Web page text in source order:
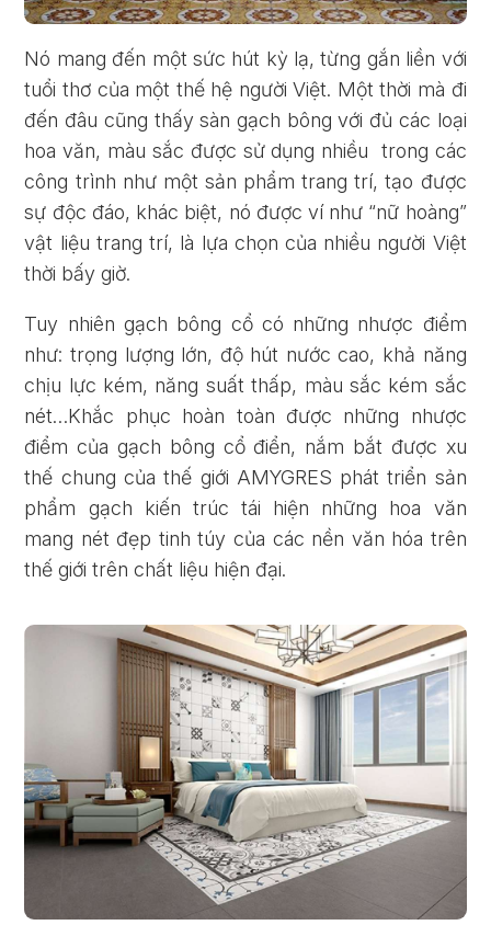
Nó mang đến một sức hút kỳ lạ, từng gắn liền với
tuổi thơ của một thế hệ người Việt. Một thời mà đi
đến đâu cũng thấy sàn gạch bông với đủ các loại
hoa văn, màu sắc được sử dụng nhiều trong các
công trình như một sản phẩm trang trí, tạo được
sự độc đáo, khác biệt, nó được ví như “nữ hoàng”
vật liệu trang trí, là lựa chọn của nhiều người Việt
thời bấy giờ.
Tuy nhiên gạch bông cổ có những nhược điểm
như: trọng lượng lớn, độ hút nước cao, khả năng
chịu lực kém, năng suất thấp, màu sắc kém sắc
nét…Khắc phục hoàn toàn được những nhược
điểm của gạch bông cổ điển, nắm bắt được xu
thế chung của thế giới AMYGRES phát triển sản
phẩm gạch kiến trúc tái hiện những hoa văn
mang nét đẹp tinh túy của các nền văn hóa trên
thế giới trên chất liệu hiện đại.